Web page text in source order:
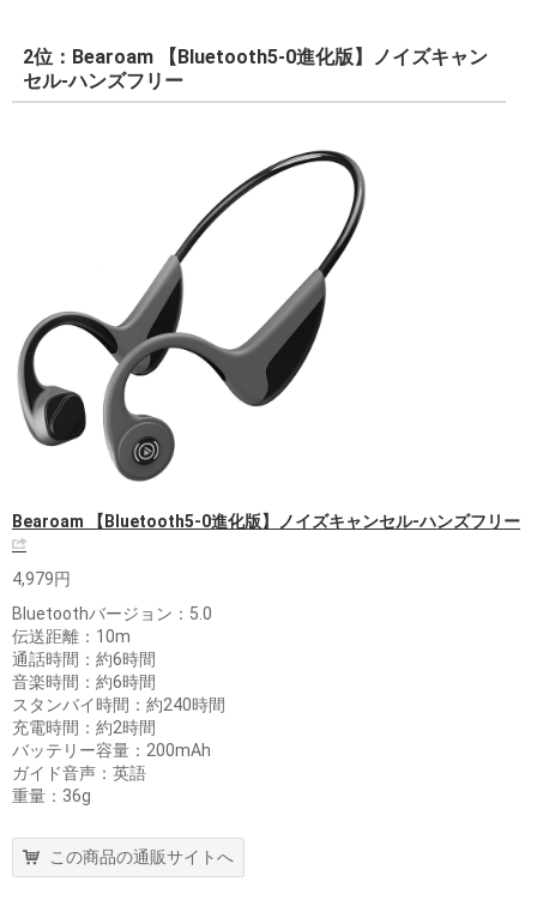
2位：Bearoam 【Bluetooth5-0進化版】ノイズキャン
セル-ハンズフリー
Bearoam 【Bluetooth5-0進化版】ノイズキャンセル-ハンズフリー
4,979円
Bluetoothバージョン：5.0
伝送距離：10m
通話時間：約6時間
音楽時間：約6時間
スタンバイ時間：約240時間
充電時間：約2時間
バッテリー容量：200mAh
ガイド音声：英語
重量：36g
この商品の通販サイトへ